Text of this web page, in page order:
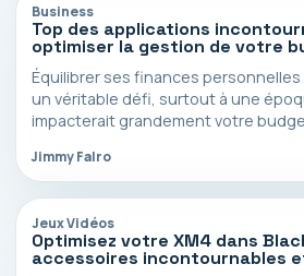
Business
Top des applications
optimiser la gestion de votre
Équilibrer ses finances personnelles
un véritable défi, surtout à une
impacterait grandement votre
Jimmy Falro
Jeux Vidéos
Optimisez votre XM4 dans
accessoires incontournables